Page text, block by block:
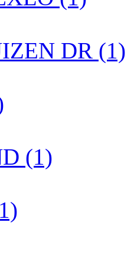
DR (1)
(1)